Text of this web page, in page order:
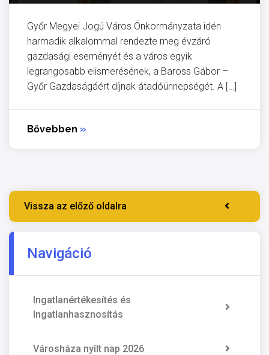
Győr Megyei Jogú Város Önkormányzata idén
harmadik alkalommal rendezte meg évzáró
gazdasági eseményét és a város egyik
legrangosabb elismerésének, a Baross Gábor –
Győr Gazdaságáért díjnak átadóünnepségét. A […]
Bővebben »
Vissza az előző oldalra
Navigáció
Ingatlanértékesítés és
Ingatlanhasznosítás
Városháza nyílt nap 2026